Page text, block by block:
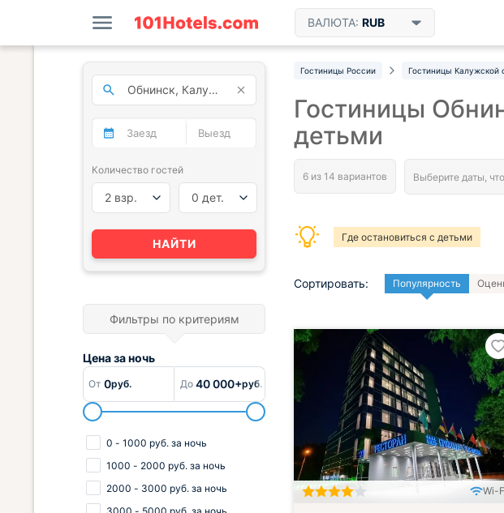
ВАЛЮТА: RUB
Гостиницы России Гостиницы Калужской
Гостиницы
детьми
Где остановиться с детьми
Сортировать: Популярность
Wi-
Количество гостей
2 взр. 0 дет.
НАЙТИ
Фильтры по критериям
Цена заночь
От 0руб. До 40 000+руб.
0 - 1000 руб. за ночь
1000 - 2000 руб. за ночь
2000 - 3000 руб. за ночь